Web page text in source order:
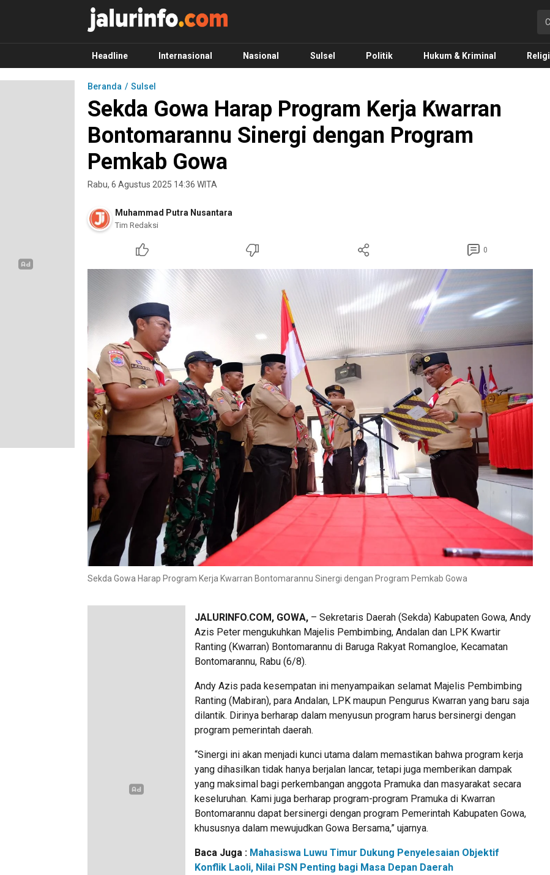
Info Terbaru, Berita Terkini Hari Ini, Jalurinfo.com
Terkini, Akurat dan Terpercaya
Headline Internasional Nasional Sulsel Politik Hukum & Kriminal Religi
Beranda Sulsel
Sekda Gowa Harap Program Kerja Kwarran
Bontomarannu Sinergi dengan Program
Pemkab Gowa
Rabu, 6 Agustus 2025 14:36 WITA
Muhammad Putra Nusantara
Tim Redaksi
0
Sekda Gowa Harap Program Kerja Kwarran Bontomarannu Sinergi dengan Program Pemkab Gowa
JALURINFO.COM, GOWA, – Sekretaris Daerah (Sekda) Kabupaten Gowa, Andy
Azis Peter mengukuhkan Majelis Pembimbing, Andalan dan LPK Kwartir
Ranting (Kwarran) Bontomarannu di Baruga Rakyat Romangloe, Kecamatan
Bontomarannu, Rabu (6/8).
Andy Azis pada kesempatan ini menyampaikan selamat Majelis Pembimbing
Ranting (Mabiran), para Andalan, LPK maupun Pengurus Kwarran yang baru saja
dilantik. Dirinya berharap dalam menyusun program harus bersinergi dengan
program pemerintah daerah.
“Sinergi ini akan menjadi kunci utama dalam memastikan bahwa program kerja
yang dihasilkan tidak hanya berjalan lancar, tetapi juga memberikan dampak
yang maksimal bagi perkembangan anggota Pramuka dan masyarakat secara
keseluruhan. Kami juga berharap program-program Pramuka di Kwarran
Bontomarannu dapat bersinergi dengan program Pemerintah Kabupaten Gowa,
khususnya dalam mewujudkan Gowa Bersama,” ujarnya.
Baca Juga : Mahasiswa Luwu Timur Dukung Penyelesaian Objektif
Konflik Laoli, Nilai PSN Penting bagi Masa Depan Daerah